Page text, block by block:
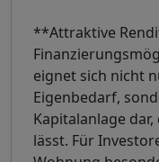
**Attraktive
eignet sich nicht
Eigenbedarf,
Kapitalanlage
lässt. Für